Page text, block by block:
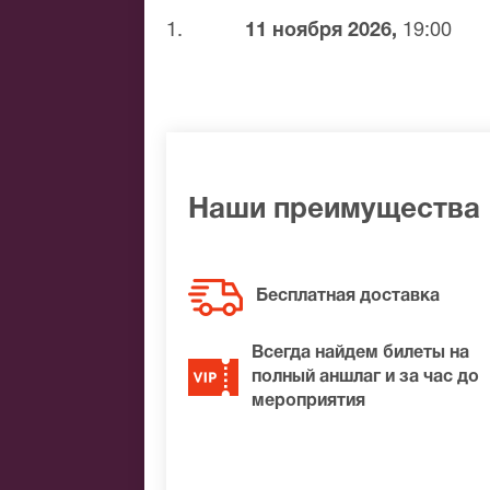
виллисой, призраком, в которых
«Жизель» билеты, увидит одно из
1. 11 ноября 2026, 19:00
Наши преимущества
Бесплатная доставка
Всегда найдем билеты на
полный аншлаг и за час до
мероприятия